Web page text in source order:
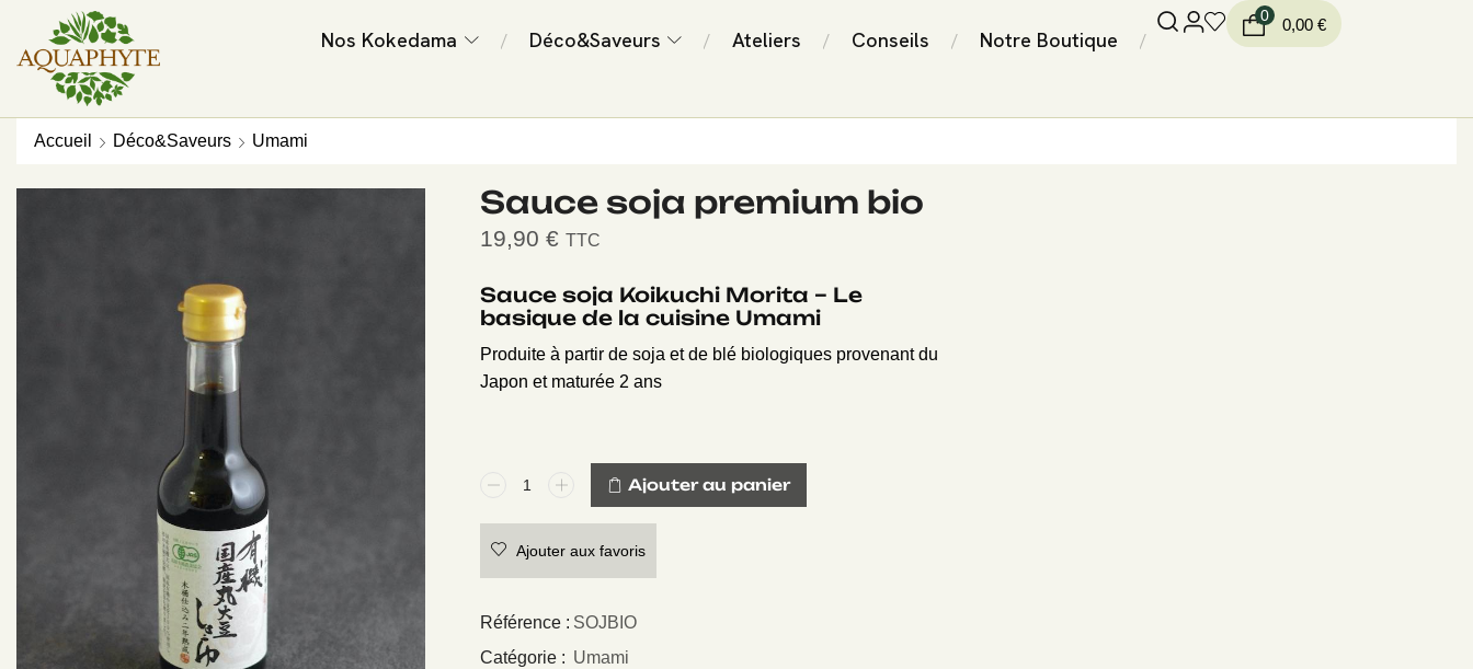
Nos Kokedama / Déco&Saveurs / Ateliers / Conseils / Notre Boutique /
0
0,00 €
Accueil Déco&Saveurs Umami
Sauce soja premium bio
19,90€ TTC
Sauce soja Koikuchi Morita – Le
basique de la cuisine Umami
Produite à partir de soja et de blé biologiques provenant du
Japon et maturée 2 ans
Ajouter au panier
Ajouter aux favoris
Référence : SOJBIO
Catégorie : Umami